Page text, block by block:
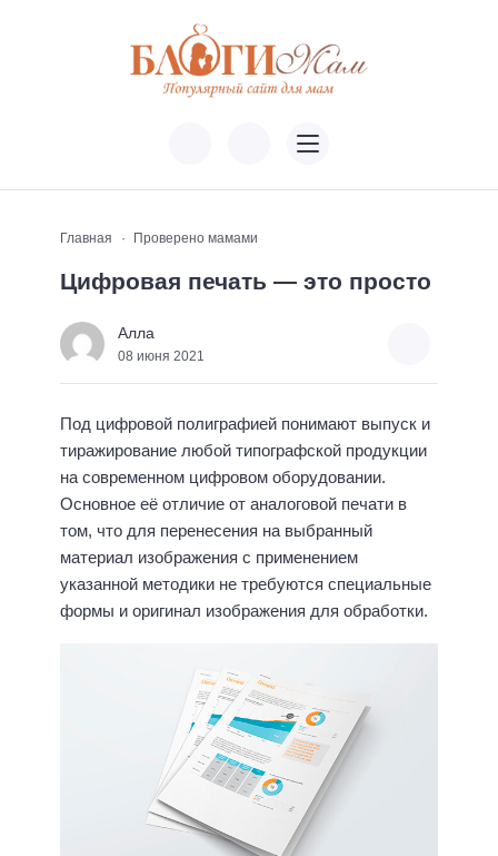
Главная Проверено мамами
Цифровая печать — это просто
Алла
08 июня 2021
Под цифровой полиграфией понимают выпуск и
тиражирование любой типографской продукции
на современном цифровом оборудовании.
Основное её отличие от аналоговой печати в
том, что для перенесения на выбранный
материал изображения с применением
указанной методики не требуются специальные
формы и оригинал изображения для обработки.